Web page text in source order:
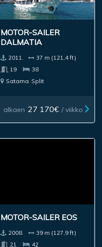
MOTOR-SAILER
DALMATIA
2011.
37 m (121,4 ft)
19
38
Satama Split
alkaen 27 170€ / viikko
MOTOR-SAILER EOS
2008.
39 m (127,9 ft)
21
42